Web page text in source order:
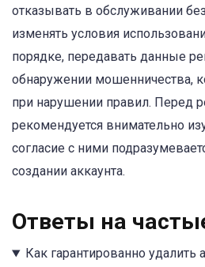
отказывать в обслуживании
изменять условия
порядке, передавать данные
обнаружении мошенничества,
при нарушении правил. Перед
рекомендуется внимательно
согласие с ними
создании аккаунта.
Ответы на
Как гарантированно удалить